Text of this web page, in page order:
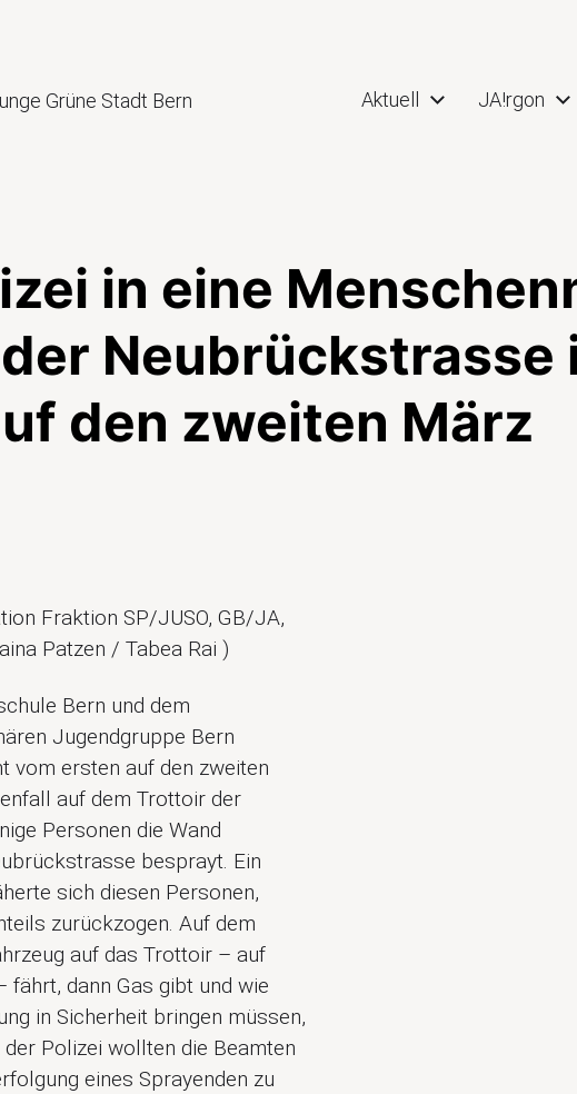
Grüne Stadt Bern Aktuell JA!rgon
in eine
Neubrückstrasse
den zweiten März
Fraktion SP/JUSO, GB/JA,
Patzen / Tabea Rai )
Bern und dem
Jugendgruppe Bern
vom ersten auf den zweiten
auf dem Trottoir der
Personen die Wand
besprayt. Ein
sich diesen Personen,
zurückzogen. Auf dem
auf das Trottoir – auf
dann Gas gibt und wie
in Sicherheit bringen müssen,
Polizei wollten die Beamten
eines Sprayenden zu